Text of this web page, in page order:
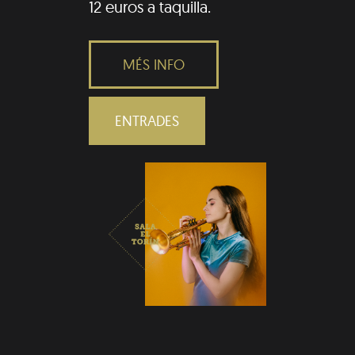
12 euros a taquilla.
MÉS INFO
ENTRADES